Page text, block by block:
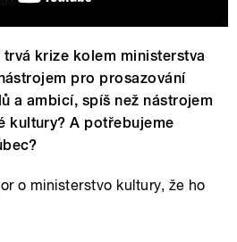
krize kolem ministerstva
pro prosazování
a ambicí, spíš než nástrojem
kultury? A potřebujeme
o ministerstvo kultury, že ho